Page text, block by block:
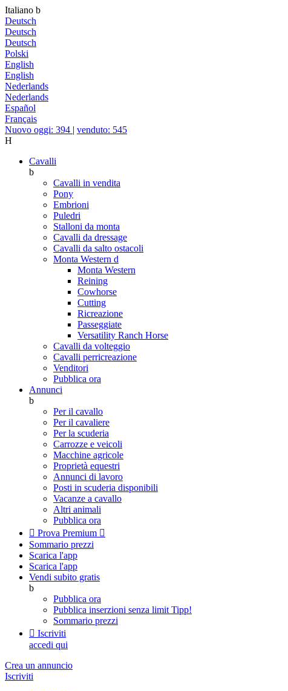
Italiano b
Deutsch
Deutsch
Deutsch
Polski
English
English
Nederlands
Nederlands
Español
Français
Nuovo oggi: 394 | venduto: 545
H
Cavalli
b
Cavalli in vendita
Pony
Embrioni
Puledri
Stalloni da monta
Cavalli da dressage
Cavalli da salto ostacoli
Monta Western d
Monta Western
Reining
Cowhorse
Cutting
Ricreazione
Passeggiate
Versatility Ranch Horse
Cavalli da volteggio
Cavalli perricreazione
Venditori
Pubblica ora
Annunci
b
Per il cavallo
Per il cavaliere
Per la scuderia
Carrozze e veicoli
Macchine agricole
Proprietà equestri
Annunci di lavoro
Posti in scuderia disponibili
Vacanze a cavallo
Altri animali
Pubblica ora
 Prova Premium 
Sommario prezzi
Scarica l'app
Scarica l'app
Vendi subito gratis
b
Pubblica ora
Pubblica inserzioni senza limit Tipp!
Sommario prezzi
 Iscriviti
accedi qui
Crea un annuncio
Iscriviti